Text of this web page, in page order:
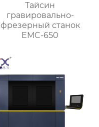
Тайсин
гравировально-
фрезерный станок
EMC-650